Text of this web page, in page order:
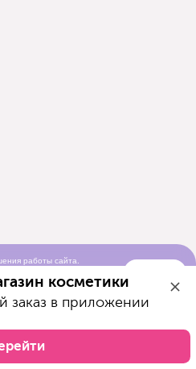
работы сайта.
косметики
заказ в приложении